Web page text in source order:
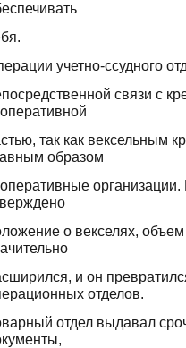
учетно-ссудного
связи с
так как вексельным
образом
о векселях,
и он
отделов.
отдел выдавал